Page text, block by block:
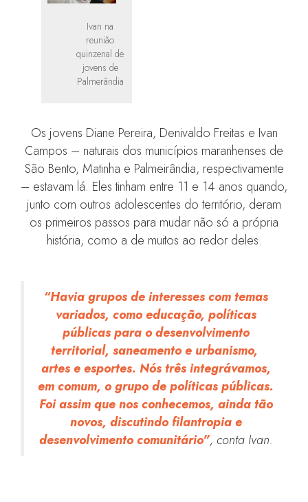
Ivan na
reunião
quinzenal de
jovens de
Palmerândia
Os jovens Diane Pereira, Denivaldo Freitas e Ivan
Campos – naturais dos municípios maranhenses de
São Bento, Matinha e Palmeirândia, respectivamente
– estavam lá. Eles tinham entre 11 e 14 anos quando,
junto com outros adolescentes do território, deram
os primeiros passos para mudar não só a própria
história, como a de muitos ao redor deles.
“Havia grupos de interesses com temas
variados, como educação, políticas
públicas para o desenvolvimento
territorial, saneamento e urbanismo,
artes e esportes. Nós três integrávamos,
em comum, o grupo de políticas públicas.
Foi assim que nos conhecemos, ainda tão
novos, discutindo filantropia e
desenvolvimento comunitário”, conta Ivan.